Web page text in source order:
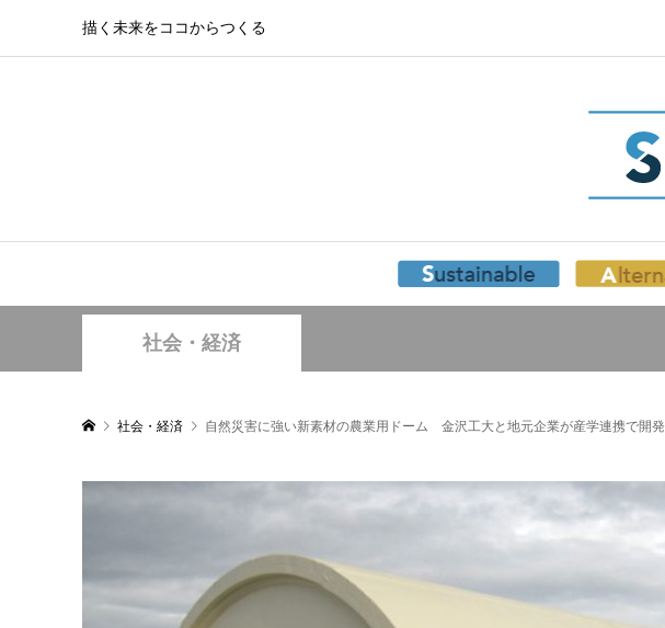
描く未来をココからつくる
社会・経済
社会・経済 自然災害に強い新素材の農業用ドーム 金沢工大と地元企業が産学連携で開発